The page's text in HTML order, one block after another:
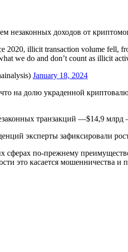
незаконных доходов от
2020, illicit transaction volume fell,
we do and don’t count as illicit
January 18, 2024
на долю украденной
транзакций —$14,9
эксперты зафиксировали
сферах по-прежнему
это касается мошенничества и